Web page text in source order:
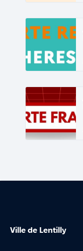
Ville de Lentilly